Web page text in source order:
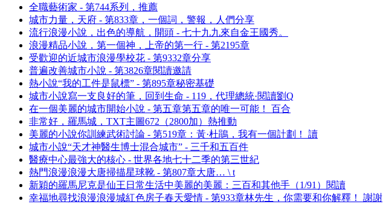
全職藝術家 - 第744系列，推薦
城市力量，天府 - 第833章，一個詞，警報，人們分享
流行浪漫小說，出色的導航，開頭 - 七十九九來自金王國秀。
浪漫精品小說，第一個神，上帝的第一行 - 第2195章
受歡迎的近城市浪漫學校花 - 第9332章分享
普遍改善城市小說 - 第3826章閱讀邀請
熱小說“我的工件是鼠標” - 第895章秘密基礎
城市小說寫一支良好的筆，回到生命 - 119，代理總統·閱讀劉Q
在一個美麗的城市開始小說 - 第五章第五章的唯一可能！ 百合
非常好，羅馬城，TXT主圖672（2800加）熱推動
美麗的小說你訓練武術討論 - 第519章：黃·杜鵑，我有一個計劃！ 讀
城市小說“天才神醫生博士混合城市” - 三千和五百件
醫療中心最強大的核心 - 世界各地七十二季的第三世紀
熱門浪漫浪漫大唐掃描星球靴 - 第807章大唐… \ t
新穎的羅馬尼克是仙王日常生活中美麗的美麗：三百和其他手（1/91）閱讀
幸福地尋找浪漫浪漫城紅色房子春天愛情 - 第933章林先生，你需要和你解釋！ 謝謝